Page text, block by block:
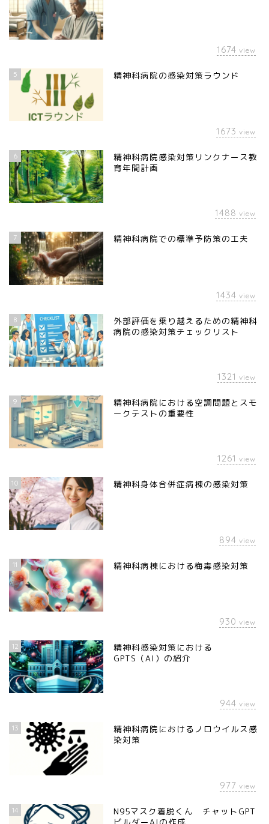
1674 view
5 精神科病院の感染対策ラウンド
1673 view
6
精神科病院感染対策リンクナース教
育年間計画
1488 view
7 精神科病院での標準予防策の工夫
1434 view
8
外部評価を乗り越えるための精神科
病院の感染対策チェックリスト
1321 view
9
精神科病院における空調問題とスモ
ークテストの重要性
1261 view
10 精神科身体合併症病棟の感染対策
894 view
11 精神科病棟における梅毒感染対策
930 view
12
精神科感染対策における
GPTS（AI）の紹介
944 view
13
精神科病院におけるノロウイルス感
染対策
977 view
14
N95マスク着脱くん チャットGPT
ビルダーAIの作成